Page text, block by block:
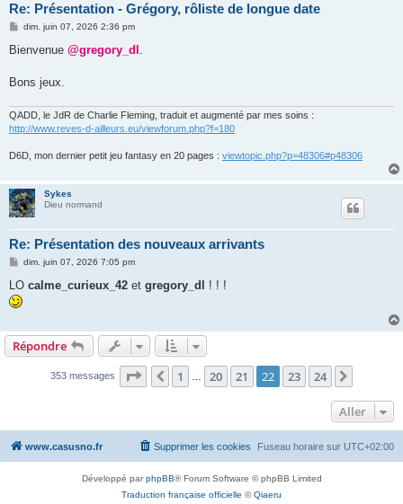
Re: Présentation - Grégory, rôliste de longue date
M
s
g
dim. juin 07, 2026 2:36 pm
Bienvenue @gregory_dl
Bons jeux.
QADD, le JdR de Charlie Fleming, traduit et augmenté par mes soins :
http://www.reves-d-ailleurs.eu/viewforum.php?f=180
D6D, mon dernier petit jeu fantasy en 20 pages : viewtopic.php?p=48306#p48306
Sykes
Dieu normand
Re: Présentation des nouveaux arrivants
M
s
a
dim. juin 07, 2026 7:05 pm
LO calme_curieux_42 et gregory_dl ! ! !
Répondre
353 messages Page 22 sur 24
Précédent
1 20 21 22 23 24
Aller
www.casusno.fr Fuseau horaire sur UTC+02:00
Supprimer les cookies
Développé parphpBB® Forum Software © phpBB Limited
Traduction française officielle ©Qiaeru